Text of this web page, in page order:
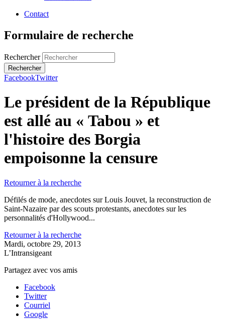
Contact
Formulaire de recherche
Rechercher
FacebookTwitter
Le président de la République
est allé au « Tabou » et
l'histoire des Borgia
empoisonne la censure
Retourner à la recherche
Défilés de mode, anecdotes sur Louis Jouvet, la reconstruction de
Saint-Nazaire par des scouts protestants, anecdotes sur les
personnalités d'Hollywood...
Retourner à la recherche
Mardi, octobre 29, 2013
L’Intransigeant
Partagez avec vos amis
Facebook
Twitter
Courriel
Google